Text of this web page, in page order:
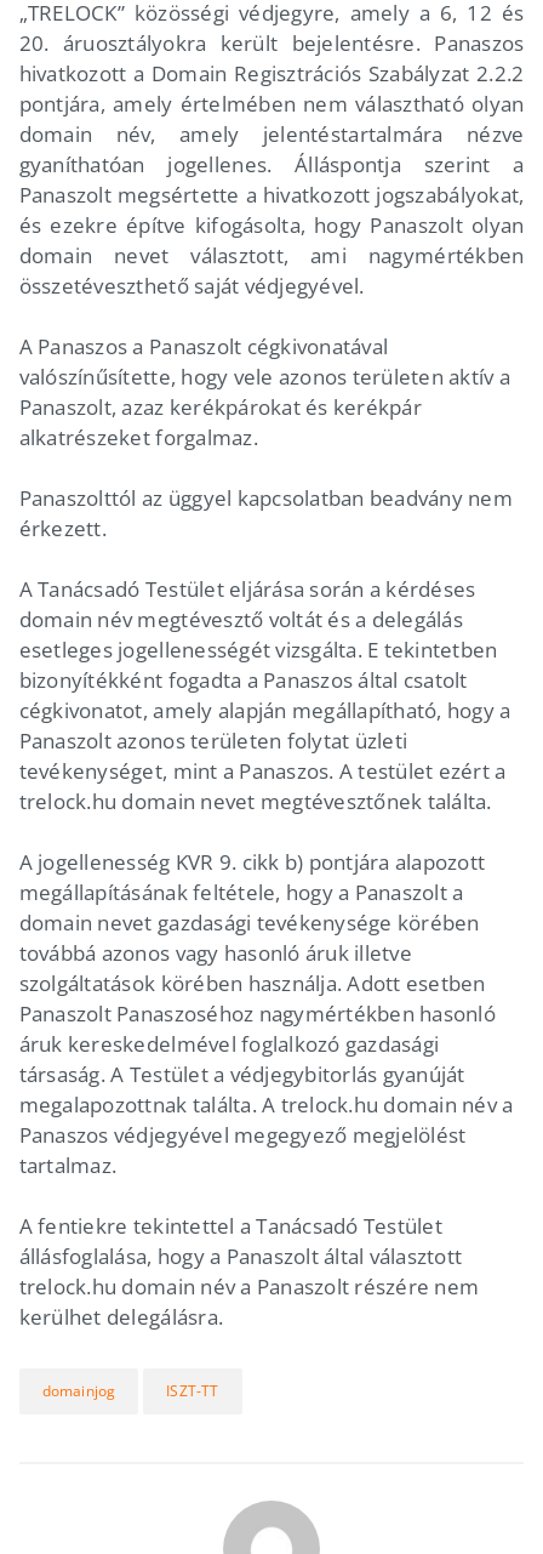
„TRELOCK” közösségi védjegyre, amely a 6, 12 és
20. áruosztályokra került bejelentésre. Panaszos
hivatkozott a Domain Regisztrációs Szabályzat 2.2.2
pontjára, amely értelmében nem választható olyan
domain név, amely jelentéstartalmára nézve
gyaníthatóan jogellenes. Álláspontja szerint a
Panaszolt megsértette a hivatkozott jogszabályokat,
és ezekre építve kifogásolta, hogy Panaszolt olyan
domain nevet választott, ami nagymértékben
összetéveszthető saját védjegyével.
A Panaszos a Panaszolt cégkivonatával
valószínűsítette, hogy vele azonos területen aktív a
Panaszolt, azaz kerékpárokat és kerékpár
alkatrészeket forgalmaz.
Panaszolttól az üggyel kapcsolatban beadvány nem
érkezett.
A Tanácsadó Testület eljárása során a kérdéses
domain név megtévesztő voltát és a delegálás
esetleges jogellenességét vizsgálta. E tekintetben
bizonyítékként fogadta a Panaszos által csatolt
cégkivonatot, amely alapján megállapítható, hogy a
Panaszolt azonos területen folytat üzleti
tevékenységet, mint a Panaszos. A testület ezért a
trelock.hu domain nevet megtévesztőnek találta.
A jogellenesség KVR 9. cikk b) pontjára alapozott
megállapításának feltétele, hogy a Panaszolt a
domain nevet gazdasági tevékenysége körében
továbbá azonos vagy hasonló áruk illetve
szolgáltatások körében használja. Adott esetben
Panaszolt Panaszoséhoz nagymértékben hasonló
áruk kereskedelmével foglalkozó gazdasági
társaság. A Testület a védjegybitorlás gyanúját
megalapozottnak találta. A trelock.hu domain név a
Panaszos védjegyével megegyező megjelölést
tartalmaz.
A fentiekre tekintettel a Tanácsadó Testület
állásfoglalása, hogy a Panaszolt által választott
trelock.hu domain név a Panaszolt részére nem
kerülhet delegálásra.
domainjog ISZT-TT